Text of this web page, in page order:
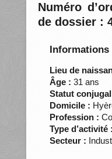
Numéro
de dossier :
Informations
Lieu de
Âge : 31 ans
Statut
Domicile :
Profession :
Type d’activité :
Secteur :